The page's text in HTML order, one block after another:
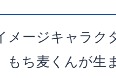
メージキャラク
もち麦くんが生